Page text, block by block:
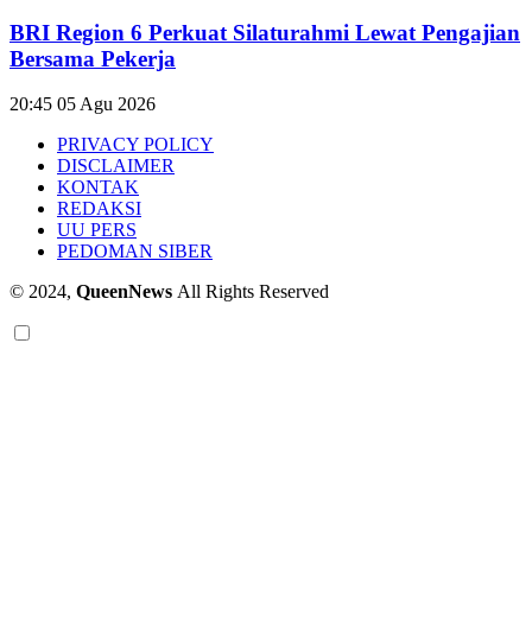
BRI Region 6 Perkuat Silaturahmi Lewat Pengajian
Bersama Pekerja
20:45 05 Agu 2026
PRIVACY POLICY
DISCLAIMER
KONTAK
REDAKSI
UU PERS
PEDOMAN SIBER
© 2024, QueenNews All Rights Reserved